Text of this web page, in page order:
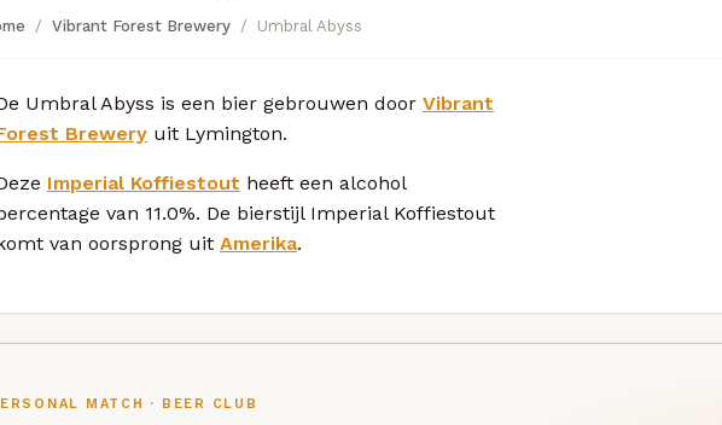
Vibrant Forest Brewery Umbral Abyss
Umbral Abyss is een bier gebrouwen door Vibrant
Brewery uit Lymington.
Imperial Koffiestout heeft een alcohol
van 11.0%. De bierstijl Imperial Koffiestout
van oorsprong uit Amerika.
MATCH · BEER CLUB